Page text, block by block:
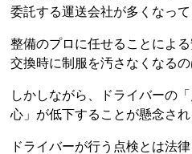
委託する運送会社が多くなって
整備のプロに任せることによ
交換時に制服を汚さなくなる
しかしながら、ドライバーの
心」が低下することが懸念され
ドライバーが行う点検とは法